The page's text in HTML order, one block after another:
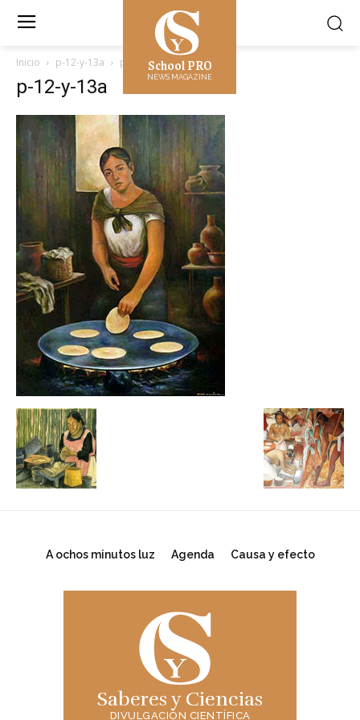
School PRO
NEWS MAGAZINE
Inicio p-12-y-13a p-12-y-13a
p-12-y-13a
A ochos minutos luz Agenda Causa y efecto
Saberes y Ciencias
DIVULGACIÓN CIENTÍFICA